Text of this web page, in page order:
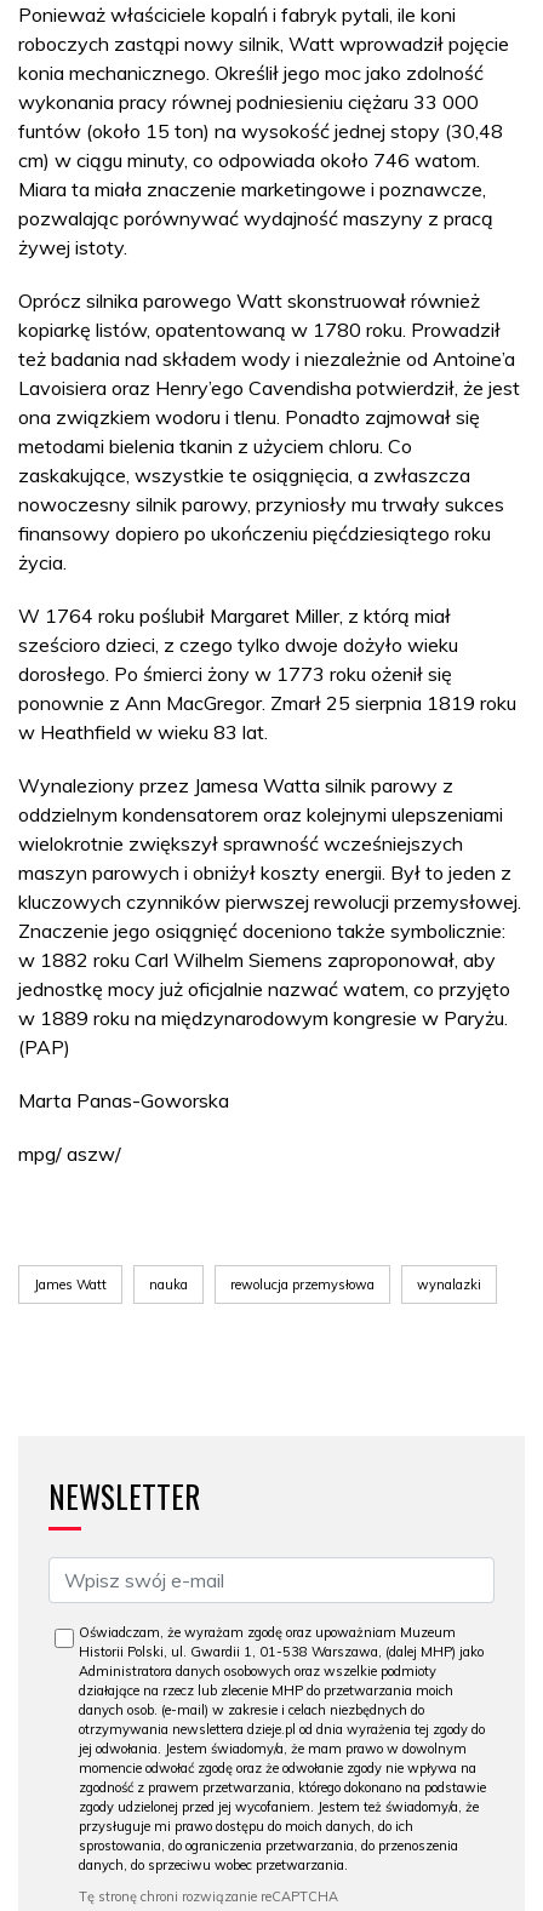
Ponieważ właściciele kopalń i fabryk pytali, ile koni
roboczych zastąpi nowy silnik, Watt wprowadził pojęcie
konia mechanicznego. Określił jego moc jako zdolność
wykonania pracy równej podniesieniu ciężaru 33 000
funtów (około 15 ton) na wysokość jednej stopy (30,48
cm) w ciągu minuty, co odpowiada około 746 watom.
Miara ta miała znaczenie marketingowe i poznawcze,
pozwalając porównywać wydajność maszyny z pracą
żywej istoty.
Oprócz silnika parowego Watt skonstruował również
kopiarkę listów, opatentowaną w 1780 roku. Prowadził
też badania nad składem wody i niezależnie od Antoine’a
Lavoisiera oraz Henry’ego Cavendisha potwierdził, że jest
ona związkiem wodoru i tlenu. Ponadto zajmował się
metodami bielenia tkanin z użyciem chloru. Co
zaskakujące, wszystkie te osiągnięcia, a zwłaszcza
nowoczesny silnik parowy, przyniosły mu trwały sukces
finansowy dopiero po ukończeniu pięćdziesiątego roku
życia.
W 1764 roku poślubił Margaret Miller, z którą miał
sześcioro dzieci, z czego tylko dwoje dożyło wieku
dorosłego. Po śmierci żony w 1773 roku ożenił się
ponownie z Ann MacGregor. Zmarł 25 sierpnia 1819 roku
w Heathfield w wieku 83 lat.
Wynaleziony przez Jamesa Watta silnik parowy z
oddzielnym kondensatorem oraz kolejnymi ulepszeniami
wielokrotnie zwiększył sprawność wcześniejszych
maszyn parowych i obniżył koszty energii. Był to jeden z
kluczowych czynników pierwszej rewolucji przemysłowej.
Znaczenie jego osiągnięć doceniono także symbolicznie:
w 1882 roku Carl Wilhelm Siemens zaproponował, aby
jednostkę mocy już oficjalnie nazwać watem, co przyjęto
w 1889 roku na międzynarodowym kongresie w Paryżu.
(PAP)
Marta Panas-Goworska
mpg/ aszw/
James Watt nauka rewolucja przemysłowa wynalazki
NEWSLETTER
Oświadczam, że wyrażam zgodę oraz upoważniam Muzeum
Historii Polski, ul. Gwardii 1, 01-538 Warszawa, (dalej MHP) jako
Administratora danych osobowych oraz wszelkie podmioty
działające na rzecz lub zlecenie MHP do przetwarzania moich
danych osob. (e-mail) w zakresie i celach niezbędnych do
otrzymywania newslettera dzieje.pl od dnia wyrażenia tej zgody do
jej odwołania. Jestem świadomy/a, że mam prawo w dowolnym
momencie odwołać zgodę oraz że odwołanie zgody nie wpływa na
zgodność z prawem przetwarzania, którego dokonano na podstawie
zgody udzielonej przed jej wycofaniem. Jestem też świadomy/a, że
przysługuje mi prawo dostępu do moich danych, do ich
sprostowania, do ograniczenia przetwarzania, do przenoszenia
danych, do sprzeciwu wobec przetwarzania.